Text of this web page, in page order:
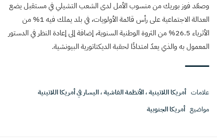
وصعّد فوز بوريك من منسوب الأمل لدى الشعب التشيلي في مستقبل يضع
العدالة الاجتماعية على رأس قائمة الأولويات، في بلد يملك فيه 1% من
الأثرياء 26.5% من الثروة الوطنية السنوية، إضافة إلى إعادة النظر في الدستور
المعمول به والذي يعدّ امتدادًا لحقبة الديكتاتورية البيونشية.
علامات أمريكا اللاتينية،الأنظمة الفاشية،اليسار في أمريكا اللاتينية
مواضيع أمريكا الجنوبية